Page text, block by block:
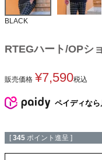
BLACK
RTEGハート/OPシ
販売価格 ¥7,590税込
ペイディなら
[ 345 ポイント進呈 ]